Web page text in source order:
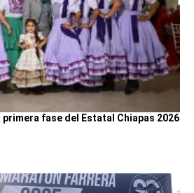
primera fase del Estatal Chiapas 2026